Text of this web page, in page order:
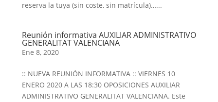
reserva la tuya (sin coste, sin matrícula)…...
Reunión informativa AUXILIAR ADMINISTRATIVO
GENERALITAT VALENCIANA
Ene 8, 2020
:: NUEVA REUNIÓN INFORMATIVA :: VIERNES 10
ENERO 2020 A LAS 18:30 OPOSICIONES AUXILIAR
ADMINISTRATIVO GENERALITAT VALENCIANA. Este